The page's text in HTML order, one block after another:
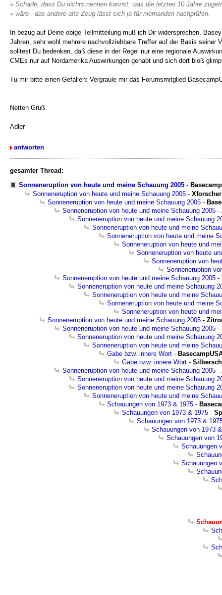
» Schade, dass Du nichts nennen kannst, was die letzten 10 Jahre
» wäre - das andere alte Zeug lässt sich ja für niemanden nachprüfen.
In bezug auf Deine obige Teilmitteilung muß ich Dir widersprechen.
Jahren, sehr wohl mehrere nachvollziehbare Treffer auf der Basis seiner
solltest Du bedenken, daß diese in der Regel nur eine regionale
CMEs nur auf Nordamerika Auswirkungen gehabt und sich dort bloß
Tu mir bitte einen Gefallen: Vergraule mir das Forumsmitglied
Netten Gruß
Adler
antworten
gesamter Thread:
Sonneneruption von heute und meine Schauung 2005 -
Sonneneruption von heute und meine Schauung 2005 - Xforscher
Sonneneruption von heute und meine Schauung 2005 -
Sonneneruption von heute und meine Schauung 2005 -
Sonneneruption von heute und meine Schauung
Sonneneruption von heute und meine
Sonneneruption von heute und meine
Sonneneruption von heute und
Sonneneruption von heute
Sonneneruption von
Sonneneruption
Sonneneruption von heute und meine Schauung 2005 -
Sonneneruption von heute und meine Schauung
Sonneneruption von heute und meine
Sonneneruption von heute und meine
Sonneneruption von heute und
Sonneneruption von heute und meine Schauung 2005 -
Sonneneruption von heute und meine Schauung 2005 -
Sonneneruption von heute und meine Schauung
Sonneneruption von heute und meine
Gabe bzw. innere Wort -
Gabe bzw. innere Wort -
Sonneneruption von heute und meine Schauung 2005 -
Sonneneruption von heute und meine Schauung
Sonneneruption von heute und meine Schauung
Sonneneruption von heute und meine
Schauungen von 1973 & 1975 -
Schauungen von 1973 & 1975 -
Schauungen von 1973 &
Schauungen von 1973
Schauungen von
Schauungen
Schauungen